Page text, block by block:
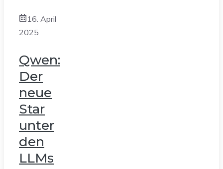
16. April
2025
Qwen:
Der
neue
Star
unter
den
LLMs